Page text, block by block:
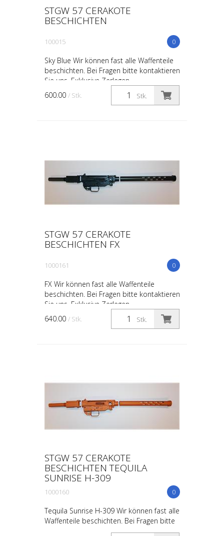
STGW 57 CERAKOTE
BESCHICHTEN
0
100015
Sky Blue Wir können fast alle Waffenteile
beschichten. Bei Fragen bitte kontaktieren
Sie uns. Exklusive Zerlegen
Stk.
600.00 / Stk.
STGW 57 CERAKOTE
BESCHICHTEN FX
0
1000161
FX Wir können fast alle Waffenteile
beschichten. Bei Fragen bitte kontaktieren
Sie uns. Exklusive Zerlegen
Stk.
640.00 / Stk.
STGW 57 CERAKOTE
BESCHICHTEN TEQUILA
SUNRISE H-309
0
1000160
Tequila Sunrise H-309 Wir können fast alle
Waffenteile beschichten. Bei Fragen bitte
kontaktieren Sie uns. Exklusive Zerlegen